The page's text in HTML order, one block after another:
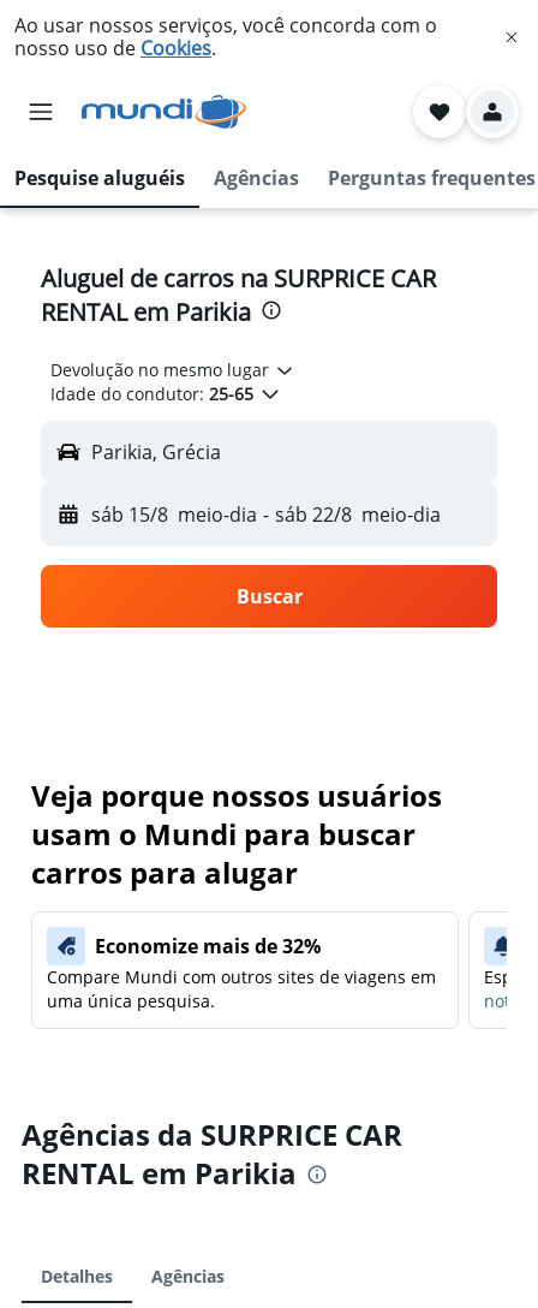
Ao usar nossos serviços, você concorda com o
nosso uso de Cookies.
Pesquise aluguéis Agências Perguntas frequentes
Aluguel de carros na SURPRICE CAR
RENTAL em Parikia
Devolução no mesmo lugar
Idade do condutor: 25-65
Parikia, Grécia
sáb 15/8 meio-dia - sáb 22/8 meio-dia
Buscar
Veja porque nossos usuários
usam o Mundi para buscar
carros para alugar
Economize mais de 32%
Compare Mundi com outros sites de viagens em
uma única pesquisa.
Agências da SURPRICE CAR
RENTAL em Parikia
Detalhes Agências